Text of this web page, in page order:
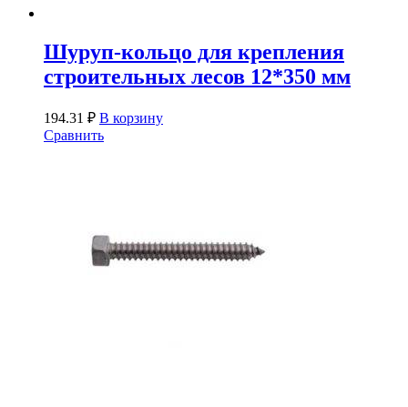
Шуруп-кольцо для крепления
строительных лесов 12*350 мм
194.31 ₽ В корзину
Сравнить